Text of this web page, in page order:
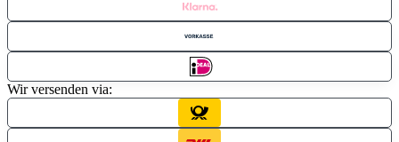
Wir versenden via: